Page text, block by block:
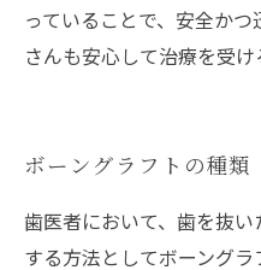
っていることで、安全か
さんも安心して治療を受け
ボーングラフトの種類
歯医者において、歯を抜
する方法としてボーング